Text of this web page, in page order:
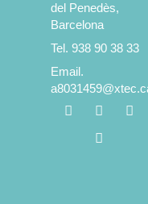
del Penedès,
Barcelona
Tel. 938 90 38 33
Email.